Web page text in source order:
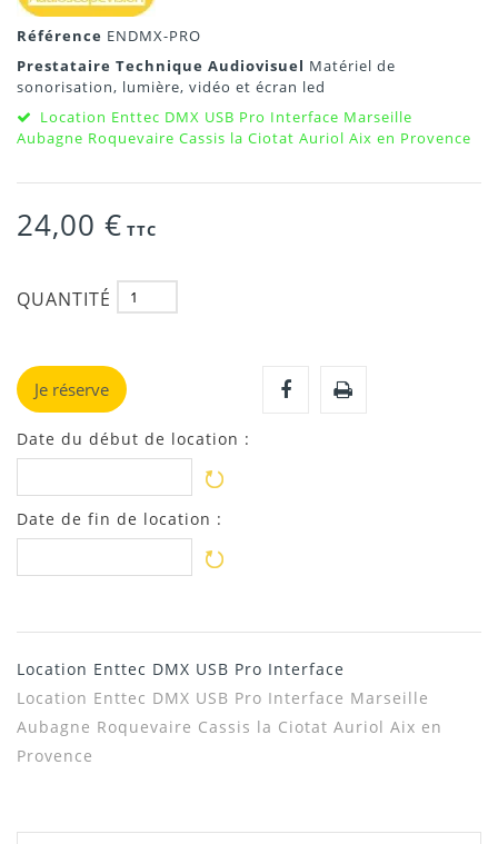
Référence ENDMX-PRO
Prestataire Technique Audiovisuel Matériel de
sonorisation, lumière, vidéo et écran led
Location Enttec DMX USB Pro Interface Marseille
Aubagne Roquevaire Cassis la Ciotat Auriol Aix en Provence
24,00 € TTC
QUANTITÉ
Je réserve
Date du début de location :
Date de fin de location :
Location Enttec DMX USB Pro Interface
Location Enttec DMX USB Pro Interface Marseille
Aubagne Roquevaire Cassis la Ciotat Auriol Aix en
Provence